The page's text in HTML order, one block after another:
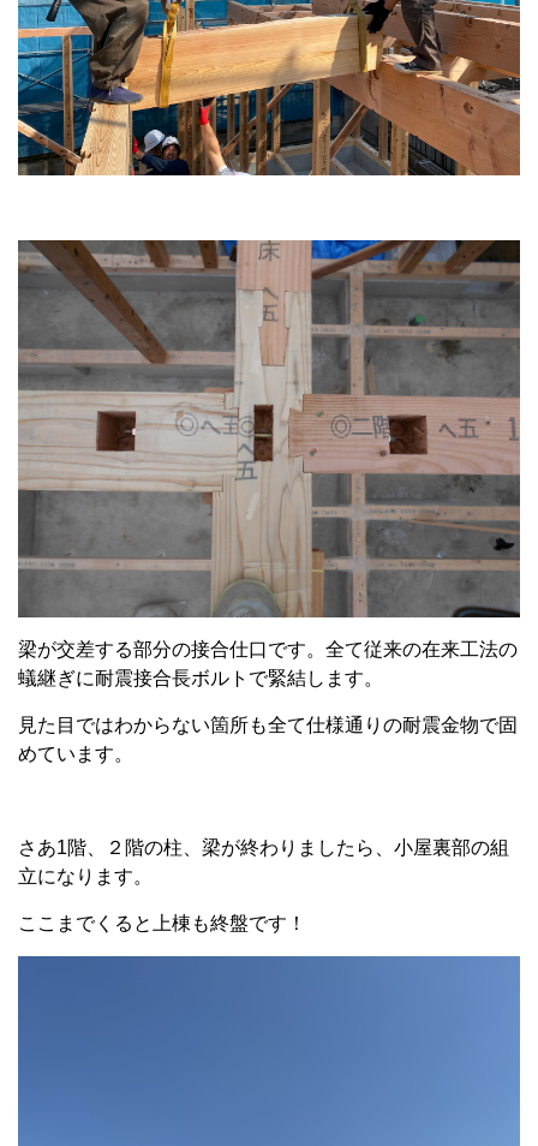
梁が交差する部分の接合仕口です。全て従来の在来工法の
蟻継ぎに耐震接合長ボルトで緊結します。
見た目ではわからない箇所も全て仕様通りの耐震金物で固
めています。
さあ1階、２階の柱、梁が終わりましたら、小屋裏部の組
立になります。
ここまでくると上棟も終盤です！